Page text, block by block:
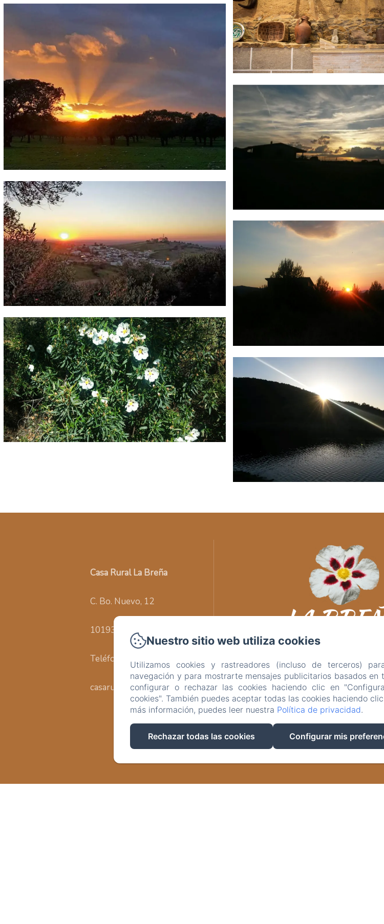
Casa Rural La Breña
C. Bo. Nuevo, 12
10193 - Talaván
Teléfono: +34619050037
casaruraltalavan@hotmail.com
EN FR
ES
Desarrollado con
Nuestro sitio web utiliza cookies
Utilizamos cookies y rastreadores (incluso de terceros)
navegación y para mostrarte mensajes publicitarios basados
configurar o rechazar las cookies haciendo clic en
cookies". También puedes aceptar todas las cookies haciendo
más información, puedes leer nuestra Política de privacidad.
Rechazar todas las cookies Configurar mis